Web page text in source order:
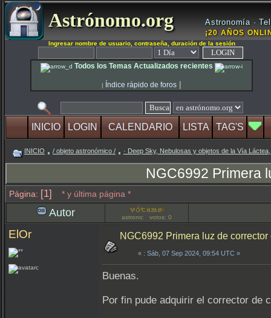
Astrónomo.org Astronomía ·
¡20 AÑOS
Ingresar nombre de usuario, contraseña, duración de la sesión
Todos los Temas Actualizados recientes
| Índice rápido de foros |
INICIO LOGIN CALENDARIO LISTA TAG'S
INICIO / objeto astronómico / · Deep Sky, Nebulosas y objetos de la Vía
NGC6992 Primera
Página: [1] * y última página *
Autor astrons: votos: 0
ElOr NGC6992 Primera luz de
« : Sáb, 07 Sep 2024, 09:54 UTC »
Buenas.
Por fin pude adquirir el corrector de